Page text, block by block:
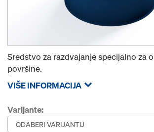
Sredstvo za razdvajanje specijalno za
površine.
VIŠE INFORMACIJA
Varijante: